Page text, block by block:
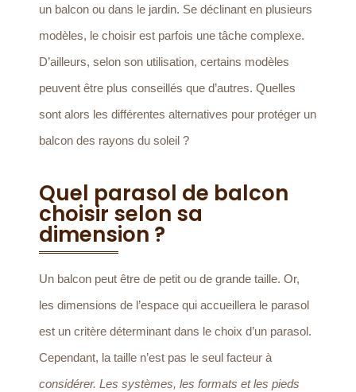
un balcon ou dans le jardin. Se déclinant en plusieurs
modèles, le choisir est parfois une tâche complexe.
D’ailleurs, selon son utilisation, certains modèles
peuvent être plus conseillés que d’autres. Quelles
sont alors les différentes alternatives pour protéger un
balcon des rayons du soleil ?
Quel parasol de balcon
choisir selon sa
dimension ?
Un balcon peut être de petit ou de grande taille. Or,
les dimensions de l’espace qui accueillera le parasol
est un critère déterminant dans le choix d’un parasol.
Cependant, la taille n’est pas le seul facteur à
considérer. Les systèmes, les formats et les pieds